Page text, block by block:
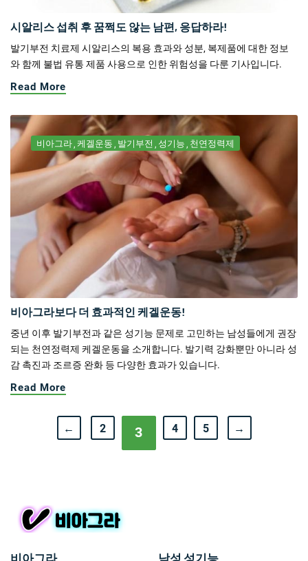
시알리스 섭취 후 꿈쩍도 않는 남편, 응답하라!
발기부전 치료제 시알리스의 복용 효과와 성분, 복제품에 대한 정보
와 함께 불법 유통 제품 사용으로 인한 위험성을 다룬 기사입니다.
Read More
비아그라 케겔운동 발기부전 성기능 천연정력제
비아그라보다 더 효과적인 케겔운동!
중년 이후 발기부전과 같은 성기능 문제로 고민하는 남성들에게 권장
되는 천연정력제 케겔운동을 소개합니다. 발기력 강화뿐만 아니라 성
감 촉진과 조르증 완화 등 다양한 효과가 있습니다.
Read More
← 2 3 4 5 →
비아그라 남성 성기능